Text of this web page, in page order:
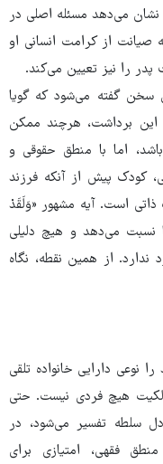
نشان می‌دهد مسئله اصلی در
صیانت از کرامت انسانی او
را نیز تعیین می‌کند.
سخن گفته می‌شود که گویا
این برداشت، هرچند ممکن
اما با منطق حقوقی و
کودک پیش از آنکه فرزند
ذاتی است. آیه مشهور «وَلَقَدْ
نسبت می‌دهد و هیچ دلیلی
از همین نقطه، نگاه
نوعی دارایی خانواده تلقی
هیچ فردی نیست. حتی
سلطه تفسیر می‌شود، در
فقهی، امتیازی برای